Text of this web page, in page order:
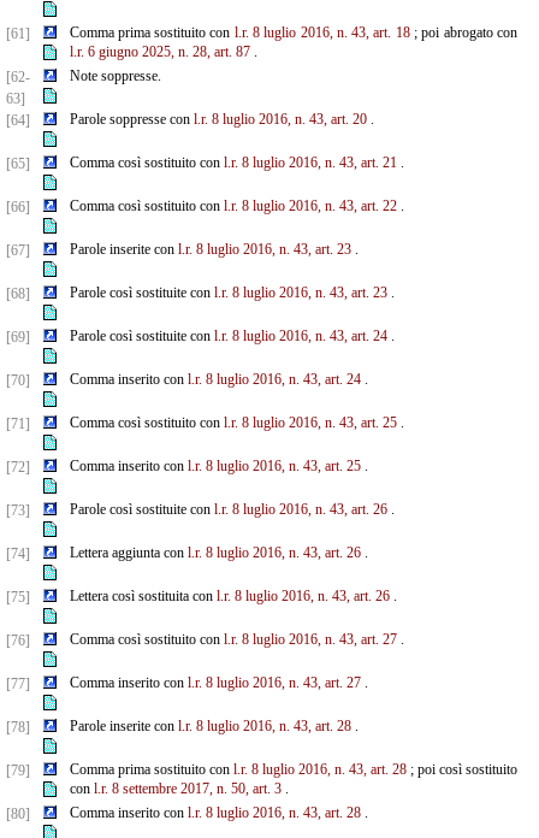
[61] Comma prima sostituito con l.r. 8 luglio 2016, n. 43, art. 18; poi abrogato con
l.r. 6 giugno 2025, n. 28, art. 87.
[62-
63]
Note soppresse.
[64] Parole soppresse con l.r. 8 luglio 2016, n. 43, art. 20.
[65] Comma così sostituito con l.r. 8 luglio 2016, n. 43, art. 21.
[66] Comma così sostituito con l.r. 8 luglio 2016, n. 43, art. 22.
[67] Parole inserite con l.r. 8 luglio 2016, n. 43, art. 23.
[68] Parole così sostituite con l.r. 8 luglio 2016, n. 43, art. 23.
[69] Parole così sostituite con l.r. 8 luglio 2016, n. 43, art. 24.
[70] Comma inserito con l.r. 8 luglio 2016, n. 43, art. 24.
[71] Comma così sostituito con l.r. 8 luglio 2016, n. 43, art. 25.
[72] Comma inserito con l.r. 8 luglio 2016, n. 43, art. 25.
[73] Parole così sostituite con l.r. 8 luglio 2016, n. 43, art. 26.
[74] Lettera aggiunta con l.r. 8 luglio 2016, n. 43, art. 26.
[75] Lettera così sostituita con l.r. 8 luglio 2016, n. 43, art. 26.
[76] Comma così sostituito con l.r. 8 luglio 2016, n. 43, art. 27.
[77] Comma inserito con l.r. 8 luglio 2016, n. 43, art. 27.
[78] Parole inserite con l.r. 8 luglio 2016, n. 43, art. 28.
[79] Comma prima sostituito con l.r. 8 luglio 2016, n. 43, art. 28; poi così sostituito
con l.r. 8 settembre 2017, n. 50, art. 3.
[80]
Comma inserito con l.r. 8 luglio 2016, n. 43, art. 28.